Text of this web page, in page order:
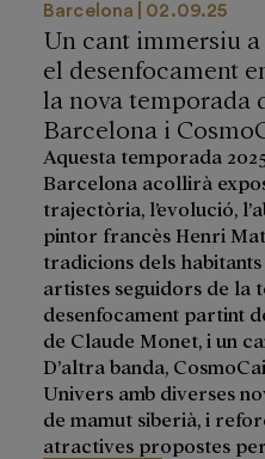
Barcelona 02.09.25
Un cant immersiu a
el desenfocament
la nova temporada
Barcelona i
Aquesta temporada
Barcelona acollirà
trajectòria, l’evolució,
pintor francès Henri
tradicions dels
artistes seguidors de la
desenfocament partint
de Claude Monet, i un
D’altra banda,
Univers amb diverses
de mamut siberià, i
atractives propostes